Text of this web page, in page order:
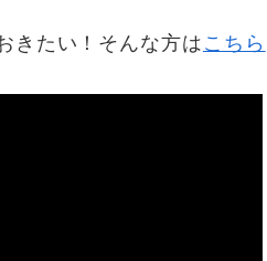
きたい！そんな方は こちら